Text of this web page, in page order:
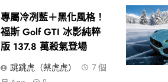
專屬冷冽藍＋黑化風格！
福斯 Golf GTI 冰影純粹
版 137.8 萬殺氣登場
跳跳虎（蔡虎虎）
7 個